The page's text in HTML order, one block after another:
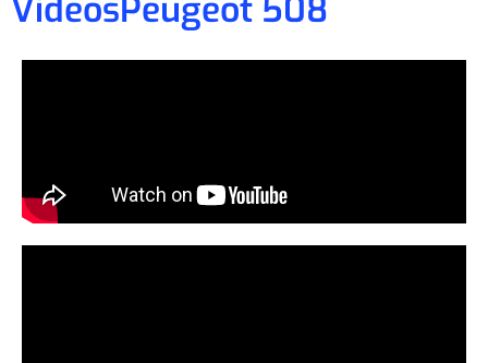
VideosPeugeot 508